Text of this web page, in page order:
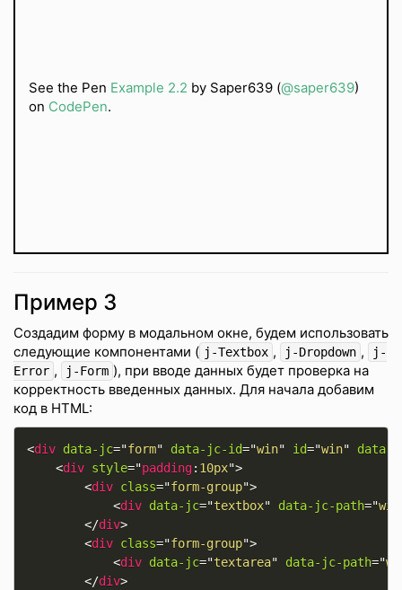
See the Pen Example 2.2 by Saper639 (@saper639)
on CodePen.
Пример 3
Создадим форму в модальном окне, будем использовать
следующие компонентами ( j-Textbox , j-Dropdown ,
j-
Error , j-Form ), при вводе данных будет проверка на
корректность введенных данных. Для начала добавим
код в HTML:
<div data-jc="form" data-jc-id="win" id="win"
data-
<div style="padding: 10px">
<div class="form-group">
<div data-jc="textbox" data-jc-path="
</div>
<div class="form-group">
<div data-jc="textarea" data-jc-path="
</div>